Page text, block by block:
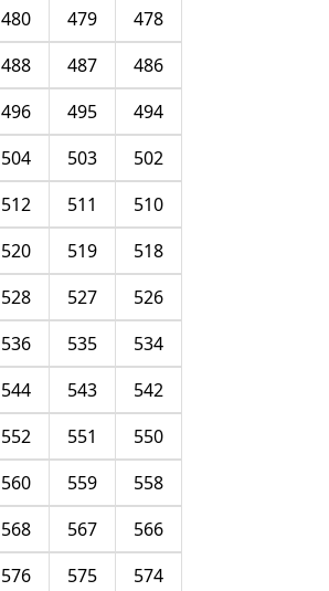
478
479
480
486
487
488
494
495
496
502
503
504
510
511
512
518
519
520
526
527
528
534
535
536
542
543
544
550
551
552
558
559
560
566
567
568
574
575
576